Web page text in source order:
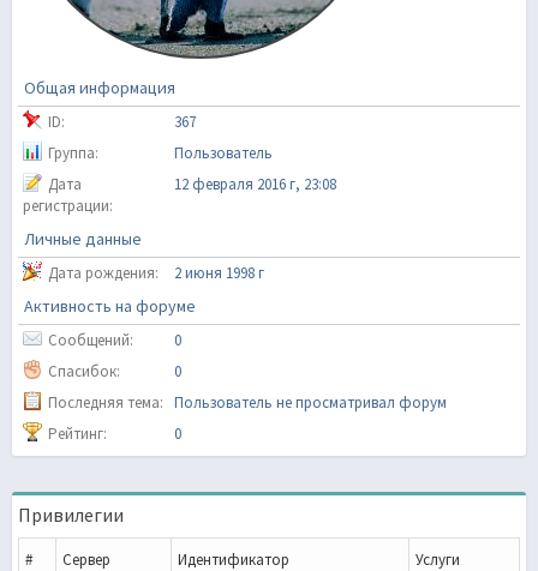
Общая информация
ID:
367
Группа:
Пользователь
Дата
регистрации:
12 февраля 2016 г, 23:08
Личные данные
Дата рождения: 2 июня 1998 г
Активность на форуме
Сообщений:
0
Спасибок:
0
Последняя тема: Пользователь не просматривал форум
Рейтинг:
0
Привилегии
# Сервер Идентификатор Услуги